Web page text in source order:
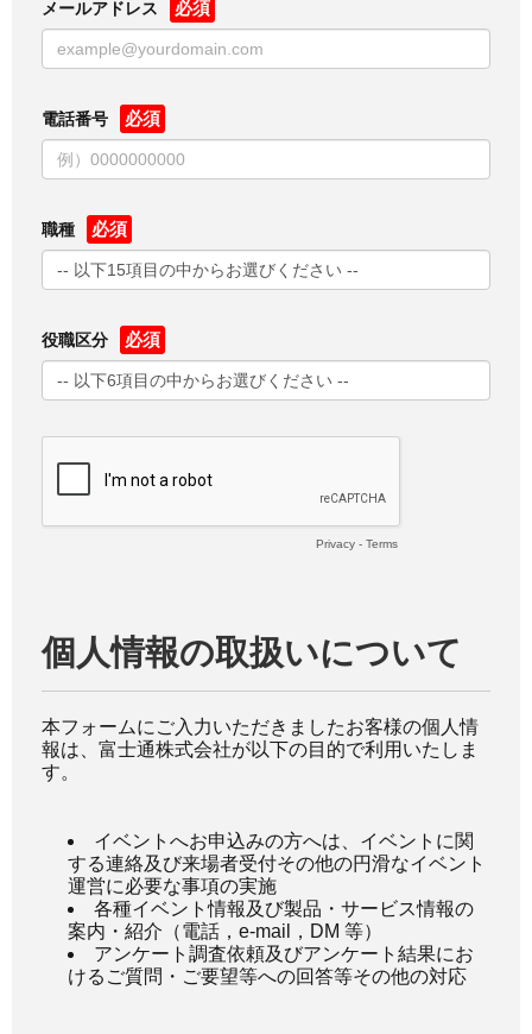
メールアドレス
電話番号
職種
役職区分
Privacy - Terms
個人情報の取扱いについて
本フォームにご入力いただきましたお客様の個人情
報は、富士通株式会社が以下の目的で利用いたしま
す。
イベントへお申込みの方へは、イベントに関
する連絡及び来場者受付その他の円滑なイベント
運営に必要な事項の実施
各種イベント情報及び製品・サービス情報の
案内・紹介（電話，e-mail，DM 等）
アンケート調査依頼及びアンケート結果にお
けるご質問・ご要望等への回答等その他の対応